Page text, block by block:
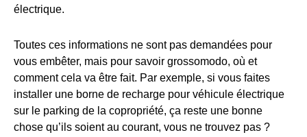
électrique.
Toutes ces informations ne sont pas demandées pour
vous embêter, mais pour savoir grossomodo, où et
comment cela va être fait. Par exemple, si vous faites
installer une borne de recharge pour véhicule électrique
sur le parking de la copropriété, ça reste une bonne
chose qu’ils soient au courant, vous ne trouvez pas ?